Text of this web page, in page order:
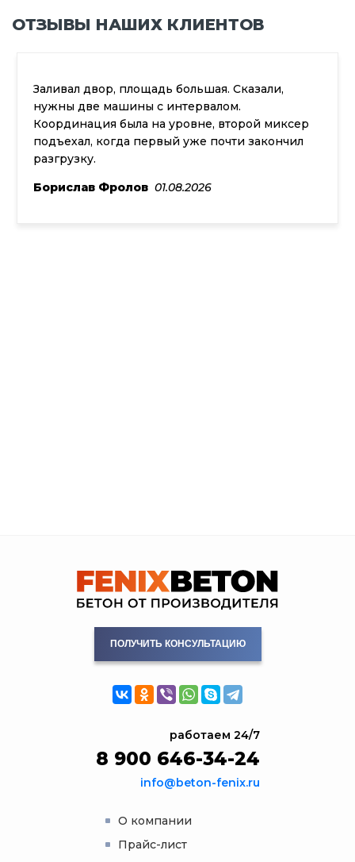
ОТЗЫВЫ НАШИХ КЛИЕНТОВ
миксер
закончил
Строил гараж, и нужен был
фундаментной ленты. Заказ
сайт, перезвонили быстро. Цену
фиксированную, без скрытых
Тихон Касьянов
ПОЛУЧИТЬ КОНСУЛЬТАЦИЮ
О компании
Прайс-лист
работаем 24/7
8 900 646-34-24
info@beton-fenix.ru